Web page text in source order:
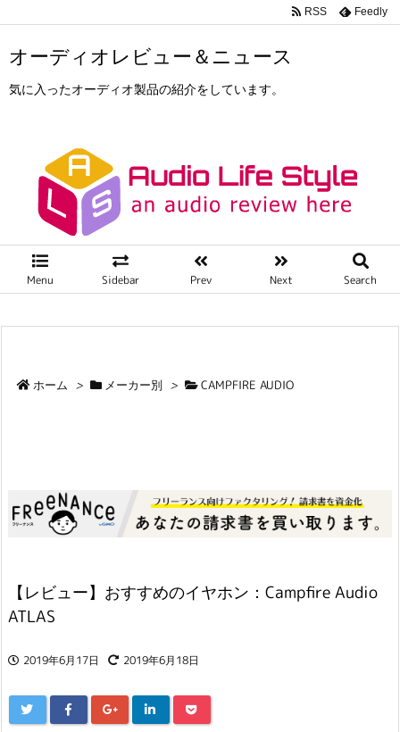
オーディオレビュー＆ニュース
気に入ったオーディオ製品の紹介をしています。
Menu Sidebar Prev Next Search
RSS Feedly
ホーム > メーカー別 > CAMPFIRE AUDIO
【レビュー】おすすめのイヤホン：Campfire Audio
ATLAS
2019年6月17日 2019年6月18日